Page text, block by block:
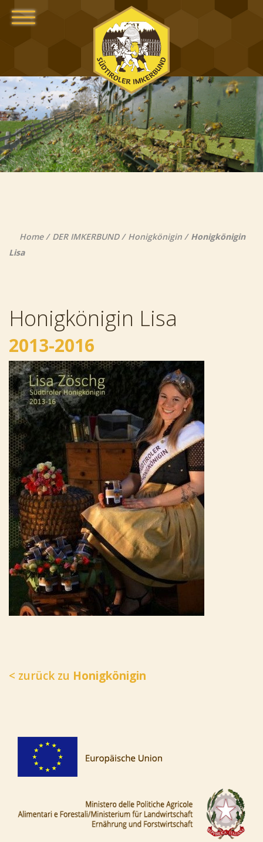
Home DER IMKERBUND Honigkönigin
Honigkönigin
Lisa
Honigkönigin Lisa
2013-2016
< zurück zu Honigkönigin